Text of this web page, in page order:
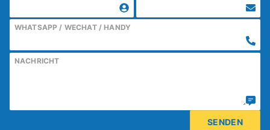
WHATSAPP / WECHAT / HANDY
NACHRICHT